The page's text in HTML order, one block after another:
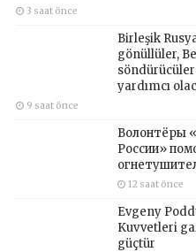
3 saat önce
Birleşik
gönüllüler,
yardımcı
9 saat önce
Волонтёры
России»
12 saat önce
Evgeny
Kuvvetleri
güçtür